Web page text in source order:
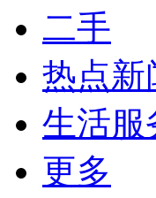
二手
热点新
生活服
更多